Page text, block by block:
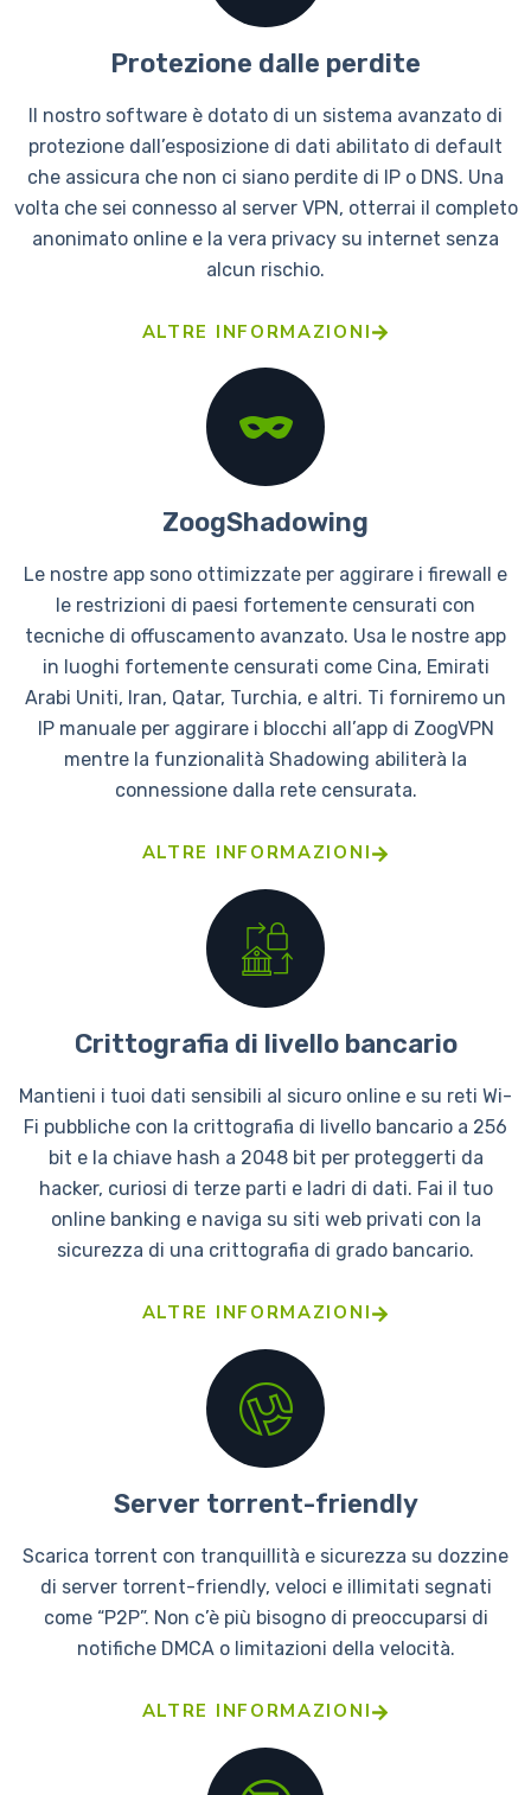
Protezione dalle perdite
Il nostro software è dotato di un sistema avanzato di
protezione dall’esposizione di dati abilitato di default
che assicura che non ci siano perdite di IP o DNS. Una
volta che sei connesso al server VPN, otterrai il completo
anonimato online e la vera privacy su internet senza
alcun rischio.
ALTRE INFORMAZIONI
ZoogShadowing
Le nostre app sono ottimizzate per aggirare i firewall e
le restrizioni di paesi fortemente censurati con
tecniche di offuscamento avanzato. Usa le nostre app
in luoghi fortemente censurati come Cina, Emirati
Arabi Uniti, Iran, Qatar, Turchia, e altri. Ti forniremo un
IP manuale per aggirare i blocchi all’app di ZoogVPN
mentre la funzionalità Shadowing abiliterà la
connessione dalla rete censurata.
ALTRE INFORMAZIONI
Crittografia di livello bancario
Mantieni i tuoi dati sensibili al sicuro online e su reti Wi-
Fi pubbliche con la crittografia di livello bancario a 256
bit e la chiave hash a 2048 bit per proteggerti da
hacker, curiosi di terze parti e ladri di dati. Fai il tuo
online banking e naviga su siti web privati con la
sicurezza di una crittografia di grado bancario.
ALTRE INFORMAZIONI
Server torrent-friendly
Scarica torrent con tranquillità e sicurezza su dozzine
di server torrent-friendly, veloci e illimitati segnati
come “P2P”. Non c’è più bisogno di preoccuparsi di
notifiche DMCA o limitazioni della velocità.
ALTRE INFORMAZIONI